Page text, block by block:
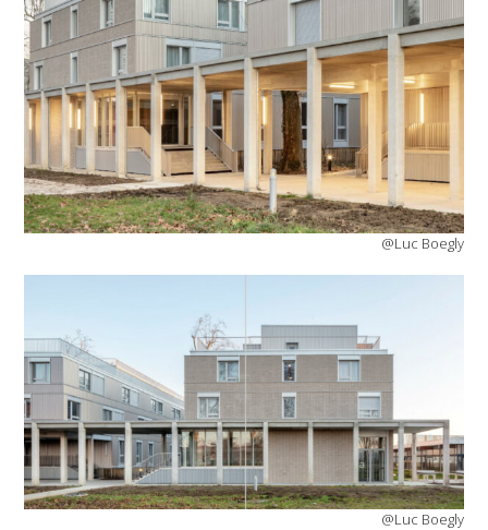
@Luc Boegly
@Luc Boegly